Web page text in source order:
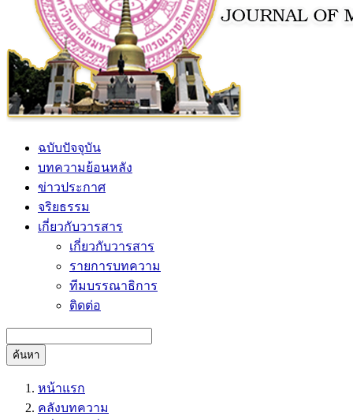
ฉบับปัจจุบัน
บทความย้อนหลัง
ข่าวประกาศ
จริยธรรม
เกี่ยวกับวารสาร
เกี่ยวกับวารสาร
รายการบทความ
ทีมบรรณาธิการ
ติดต่อ
ค้นหา
หน้าแรก
คลังบทความ